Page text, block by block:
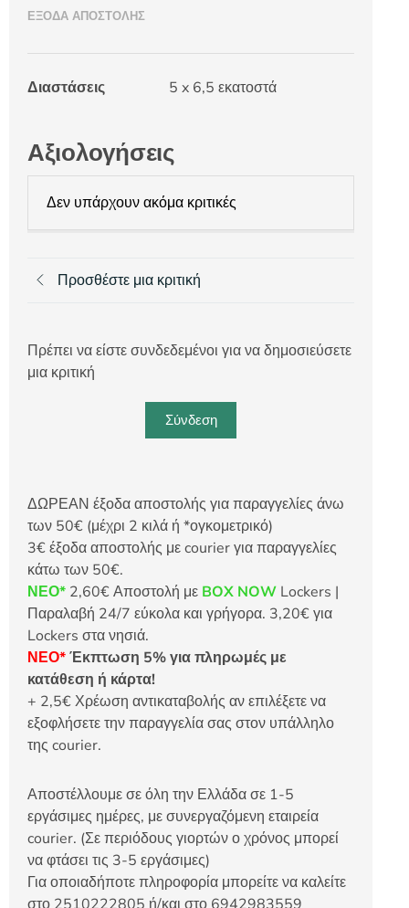
ΈΞΟΔΑ ΑΠΟΣΤΟΛΉΣ
Διαστάσεις 5 x 6,5 εκατοστά
Αξιολογήσεις
Δεν υπάρχουν ακόμα κριτικές
Προσθέστε μια κριτική
Πρέπει να είστε συνδεδεμένοι για να δημοσιεύσετε
μια κριτική
Σύνδεση
ΔΩΡΕΑΝ έξοδα αποστολής για παραγγελίες άνω
των 50€ (μέχρι 2 κιλά ή *ογκομετρικό)
3€ έξοδα αποστολής με courier για παραγγελίες
κάτω των 50€.
ΝΕΟ* 2,60€ Αποστολή με BOX NOW Lockers |
Παραλαβή 24/7 εύκολα και γρήγορα. 3,20€ για
Lockers στα νησιά.
ΝΕΟ*Έκπτωση 5% για πληρωμές με
κατάθεση ή κάρτα!
+ 2,5€ Χρέωση αντικαταβολής αν επιλέξετε να
εξοφλήσετε την παραγγελία σας στον υπάλληλο
της courier.
Αποστέλλουμε σε όλη την Ελλάδα σε 1-5
εργάσιμες ημέρες, με συνεργαζόμενη εταιρεία
courier. (Σε περιόδους γιορτών ο χρόνος μπορεί
να φτάσει τις 3-5 εργάσιμες)
Για οποιαδήποτε πληροφορία μπορείτε να καλείτε